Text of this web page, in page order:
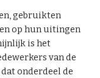
gebruikten
op hun uitingen
is het
van de
onderdeel de